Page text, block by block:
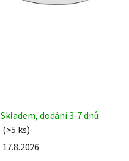
Skladem, dodání 3-7 dnů
(>5 ks)
17.8.2026